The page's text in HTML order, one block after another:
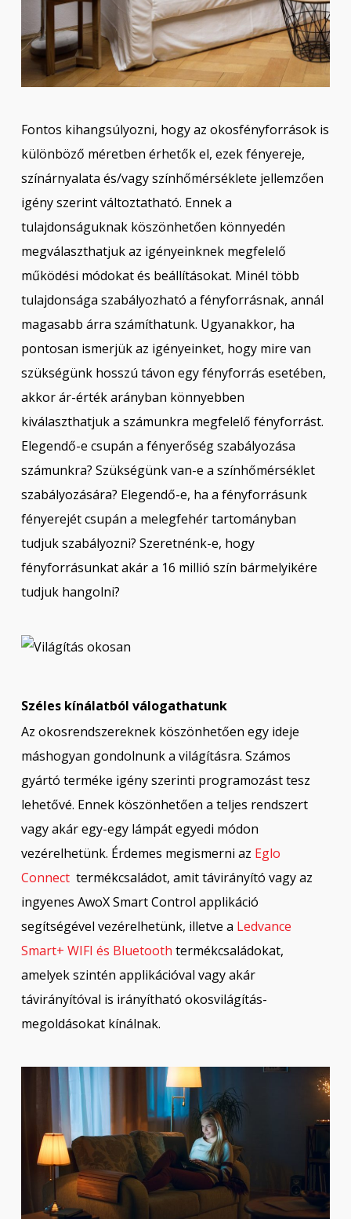
Fontos kihangsúlyozni, hogy az okosfényforrások is
különböző méretben érhetők el, ezek fényereje,
színárnyalata és/vagy színhőmérséklete jellemzően
igény szerint változtatható. Ennek a
tulajdonságuknak köszönhetően könnyedén
megválaszthatjuk az igényeinknek megfelelő
működési módokat és beállításokat. Minél több
tulajdonsága szabályozható a fényforrásnak, annál
magasabb árra számíthatunk. Ugyanakkor, ha
pontosan ismerjük az igényeinket, hogy mire van
szükségünk hosszú távon egy fényforrás esetében,
akkor ár-érték arányban könnyebben
kiválaszthatjuk a számunkra megfelelő fényforrást.
Elegendő-e csupán a fényerőség szabályozása
számunkra? Szükségünk van-e a színhőmérséklet
szabályozására? Elegendő-e, ha a fényforrásunk
fényerejét csupán a melegfehér tartományban
tudjuk szabályozni? Szeretnénk-e, hogy
fényforrásunkat akár a 16 millió szín bármelyikére
tudjuk hangolni?
Széles kínálatból válogathatunk
Az okosrendszereknek köszönhetően egy ideje
máshogyan gondolnunk a világításra. Számos
gyártó terméke igény szerinti programozást tesz
lehetővé. Ennek köszönhetően a teljes rendszert
vagy akár egy-egy lámpát egyedi módon
vezérelhetünk. Érdemes megismerni az Eglo
Connecttermékcsaládot, amit távirányító vagy az
ingyenes AwoX Smart Control applikáció
segítségével vezérelhetünk, illetve a Ledvance
Smart+ WIFI és Bluetooth termékcsaládokat,
amelyek szintén applikációval vagy akár
távirányítóval is irányítható okosvilágítás-
megoldásokat kínálnak.